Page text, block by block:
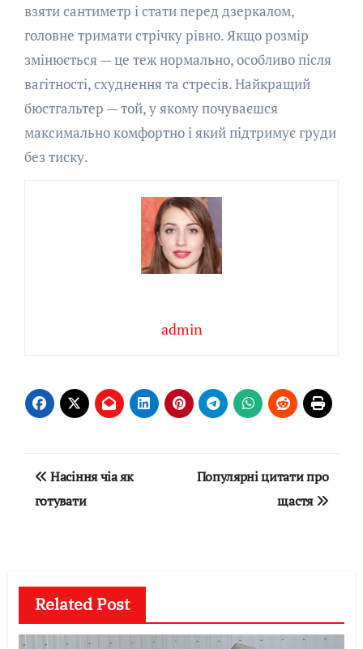
взяти сантиметр і стати перед дзеркалом,
головне тримати стрічку рівно. Якщо розмір
змінюється — це теж нормально, особливо після
вагітності, схуднення та стресів. Найкращий
бюстгальтер — той, у якому почуваєшся
максимально комфортно і який підтримує груди
без тиску.
admin
Навігація
записів
Насіння чіа як
готувати
Популярні цитати про
щастя
Related Post